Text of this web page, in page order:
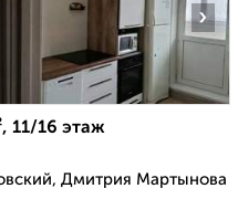
›
11/16 этаж
Дмитрия Мартынова